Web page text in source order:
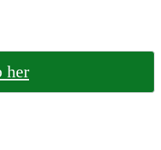
her